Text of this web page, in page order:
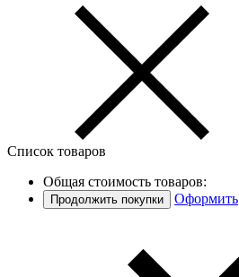
Список товаров
Общая стоимость товаров:
Продолжить покупки Оформить